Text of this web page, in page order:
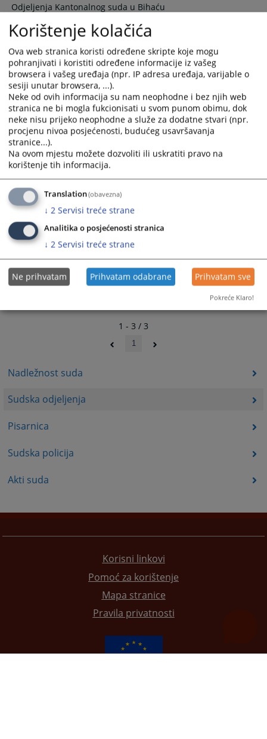
Nadležnost suda
Sudska odjeljenja
Pisarnica
Sudska policija
Akti suda
the
question
mark
key
to
get
the
keyboard
shortcuts
for
changing
dates.
the
question
mark
key
to
get
the
keyboard
shortcuts
for
dates.
Odjeljenja Kantonalnog suda u Bihaću
Raspored poslova suda
Na osnovu člana 31. Zakona o sudovima u Federaciji Bosne i
Hercegovine („Službene novine FBiH“ broj: 39/05 i 22/06) i
člana 8. tačka d) Pravilnika o unutrašnjem sudskom
poslovanju ("Sl. glasnik BiH“ broj: 57/08), predsjednica suda,
donosi:
1 - 3 / 3
1
Korisni linkovi
Pomoć za korištenje
Mapa stranice
Pravila privatnosti
Korištenje kolačića
Ova web stranica koristi određene skripte koje mogu
pohranjivati i koristiti određene informacije iz vašeg
browsera i vašeg uređaja (npr. IP adresa uređaja, varijable o
sesiji unutar browsera, ...).
Neke od ovih informacija su nam neophodne i bez njih web
stranica ne bi mogla fukcionisati u svom punom obimu, dok
neke nisu prijeko neophodne a služe za dodatne stvari (npr.
procjenu nivoa posjećenosti, budućeg usavršavanja
stranice...).
Na ovom mjestu možete dozvoliti ili uskratiti pravo na
korištenje tih informacija.
Translation(obavezna)
↓ 2 Servisi treće strane
Analitika o posjećenosti stranica
↓ 2 Servisi treće strane
Ne prihvatam Prihvatam odabrane Prihvatam sve
Pokreće Klaro!